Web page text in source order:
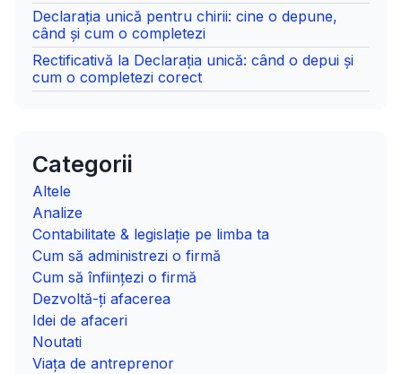
Declarația unică pentru chirii: cine o depune,
când și cum o completezi
Rectificativă la Declarația unică: când o depui și
cum o completezi corect
Categorii
Altele
Analize
Contabilitate & legislație pe limba ta
Cum să administrezi o firmă
Cum să înființezi o firmă
Dezvoltă-ți afacerea
Idei de afaceri
Noutati
Viața de antreprenor